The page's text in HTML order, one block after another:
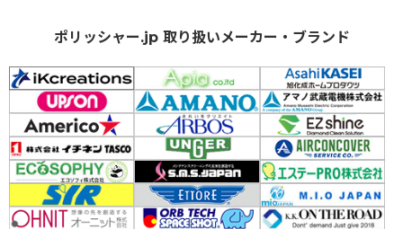
ポリッシャー.jp 取り扱いメーカー・ブランド